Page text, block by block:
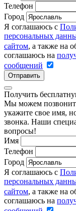
Телефон
Город
Я соглашаюсь с
персональных
сайтом, а также на
соглашаюсь на
сообщений
Отправить
Получить
Мы можем
укажите свое имя,
звонка. Наши
вопросы!
Имя
Телефон
Город
Я соглашаюсь с
персональных
сайтом, а также на
соглашаюсь на